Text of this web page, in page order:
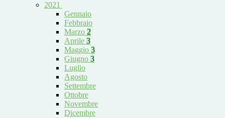
2021
Gennaio
Febbraio
Marzo 2
Aprile 3
Maggio 3
Giugno 3
Luglio
Agosto
Settembre
Ottobre
Novembre
Dicembre